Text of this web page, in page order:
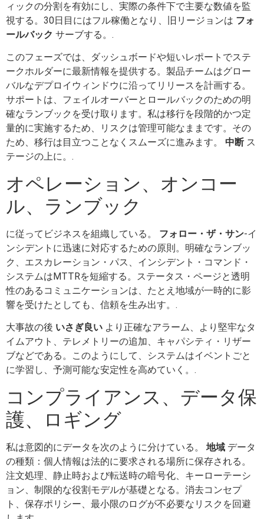
ィックの分割を有効にし、実際の条件下で主要な数値を監
視する。30日目にはフル稼働となり、旧リージョンは フォ
ールバック サーブする。.
このフェーズでは、ダッシュボードや短いレポートでステ
ークホルダーに最新情報を提供する。製品チームはグロー
バルなデプロイウィンドウに沿ってリリースを計画する。
サポートは、フェイルオーバーとロールバックのための明
確なランブックを受け取ります。私は移行を段階的かつ定
量的に実施するため、リスクは管理可能なままです。その
ため、移行は目立つことなくスムーズに進みます。 中断 ス
テージの上に。.
オペレーション、オンコー
ル、ランブック
に従ってビジネスを組織している。 フォロー・ザ・サン-イ
ンシデントに迅速に対応するための原則。明確なランブッ
ク、エスカレーション・パス、インシデント・コマンド・
システムはMTTRを短縮する。ステータス・ページと透明
性のあるコミュニケーションは、たとえ地域が一時的に影
響を受けたとしても、信頼を生み出す。.
大事故の後 いさぎ良い より正確なアラーム、より堅牢なタ
イムアウト、テレメトリーの追加、キャパシティ・リザー
ブなどである。このようにして、システムはイベントごと
に学習し、予測可能な安定性を高めていく。.
コンプライアンス、データ保
護、ロギング
私は意図的にデータを次のように分けている。 地域 データ
の種類：個人情報は法的に要求される場所に保存される。
注文処理、静止時および転送時の暗号化、キーローテーシ
ョン、制限的な役割モデルが基礎となる。消去コンセプ
ト、保存ポリシー、最小限のログが不必要なリスクを回避